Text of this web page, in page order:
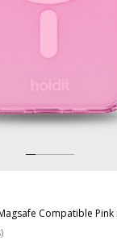
Compatible Pink
)